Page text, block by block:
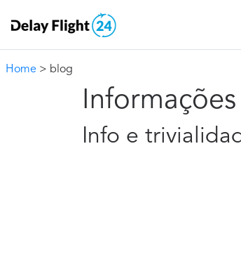
Home > blog
Info e